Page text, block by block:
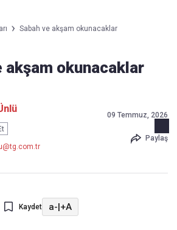
Sabah ve akşam okunacaklar
akşam okunacaklar
09 Temmuz, 2026
Paylaş
Kaydet a-|+A